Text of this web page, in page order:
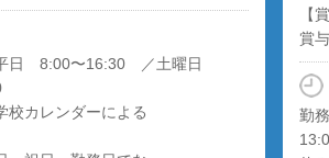
日 8:00〜16:30 ／土曜日
校カレンダーによる
【
賞
勤